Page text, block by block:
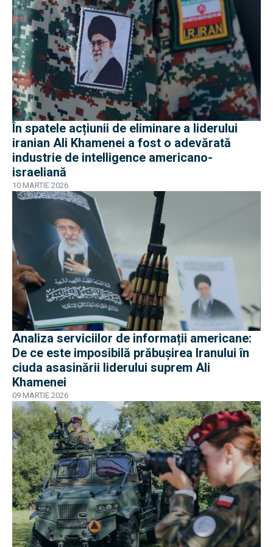
În spatele acțiunii de eliminare a liderului
iranian Ali Khamenei a fost o adevărată
industrie de intelligence americano-
israeliană
10 MARTIE 2026
Analiza serviciilor de informații americane:
De ce este imposibilă prăbușirea Iranului în
ciuda asasinării liderului suprem Ali
Khamenei
09 MARTIE 2026
EXCLUSIV